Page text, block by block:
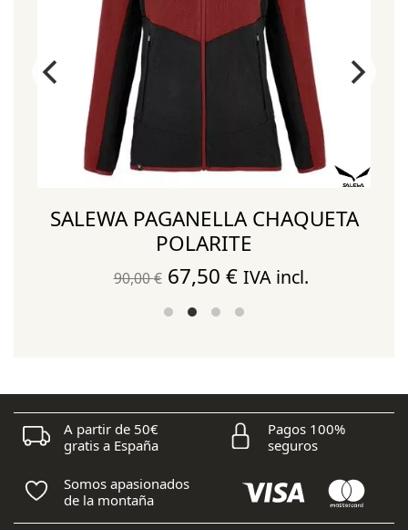
SALEWA PAGANELLA CHAQUETA
POLARITE
90,00€ El
precio
90,00 €.
67,50 €El
precio
67,50 €.
IVA incl.
A partir de 50€
gratis a España
Pagos 100%
seguros
Somos apasionados
de la montaña